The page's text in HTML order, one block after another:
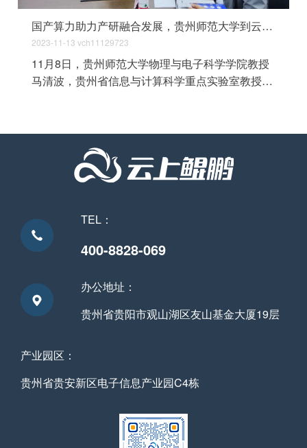
国产算力助力产研融合发展，贵州师范大学到云上鲲鹏参观交流
2023-11-13 vch11129723
11月8日，贵州师范大学物理与电子科学学院教授
马清波，贵州省信息与计算科学重点实验室教授郑
TEL：
400-8828-069
办公地址：
贵州省贵阳市观山湖区友山基金大厦19层
产业园区：
贵州省贵安新区电子信息产业园C4栋